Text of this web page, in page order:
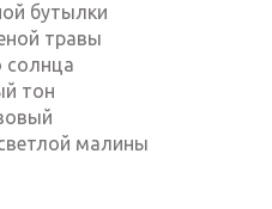
бутылки
травы
солнца
тон
малины